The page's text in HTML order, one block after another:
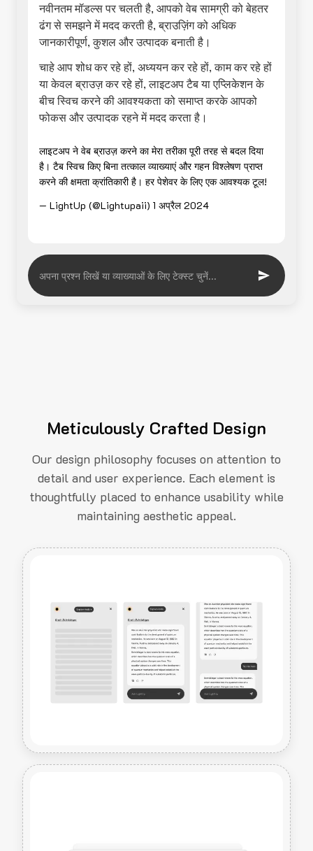
नवीनतम मॉडल्स पर चलती है, आपको वेब सामग्री को बेहतर
ढंग से समझने में मदद करती है, ब्राउज़िंग को अधिक
जानकारीपूर्ण, कुशल और उत्पादक बनाती है।
चाहे आप शोध कर रहे हों, अध्ययन कर रहे हों, काम कर रहे हों
या केवल ब्राउज़ कर रहे हों, लाइटअप टैब या एप्लिकेशन के
बीच स्विच करने की आवश्यकता को समाप्त करके आपको
फोकस और उत्पादक रहने में मदद करता है।
लाइटअप ने वेब ब्राउज़ करने का मेरा तरीका पूरी तरह से बदल दिया
है। टैब स्विच किए बिना तत्काल व्याख्याएं और गहन विश्लेषण प्राप्त
करने की क्षमता क्रांतिकारी है। हर पेशेवर के लिए एक आवश्यक टूल!
— LightUp (@Lightupaii) 1 अप्रैल 2024
Meticulously Crafted Design
Our design philosophy focuses on attention to
detail and user experience. Each element is
thoughtfully placed to enhance usability while
maintaining aesthetic appeal.